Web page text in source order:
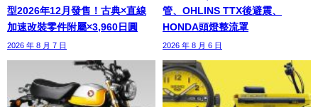
型2026年12月發售！古典×直線
加速改裝零件附屬×3,960日圓
2026 年 8 月 7 日
管、OHLINS TTX後避震、
HONDA頭燈整流罩
2026 年 8 月 6 日